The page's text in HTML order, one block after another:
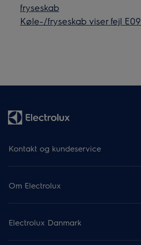
fryseskab
Køle-/fryseskab viser fejl E09
Kontakt og kundeservice
Om Electrolux
Electrolux Danmark